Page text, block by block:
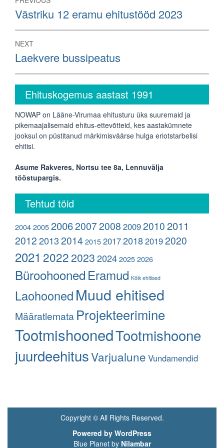
Previous
post:
Västriku 12 eramu ehitustööd 2023
NEXT
Next
post:
Laekvere bussipeatus
Ehituskogemus aastast 1991
NOWAP on Lääne-Virumaa ehitusturu üks suuremaid ja
pikemaajalisemaid ehitus-ettevõtteid, kes aastakümnete
jooksul on püstitanud märkimisväärse hulga eriotstarbelisi
ehitisi.
Asume Rakveres, Nortsu tee 8a, Lennuvälja
tööstupargis.
Tehtud töid
20042005200620072008 200920102011
201220132014 20152017201820192020
2021 2022 2023202420252026
Büroohooned Eramud Kõik ehitised
Laohooned Muud ehitised
Määratlemata Projekteerimine
TootmishoonedTootmishoone
juurdeehitusVarjualune Vundamendid
Copyright © All Rights Reserved.
Powered by WordPress
Blue Planet by Nilambar